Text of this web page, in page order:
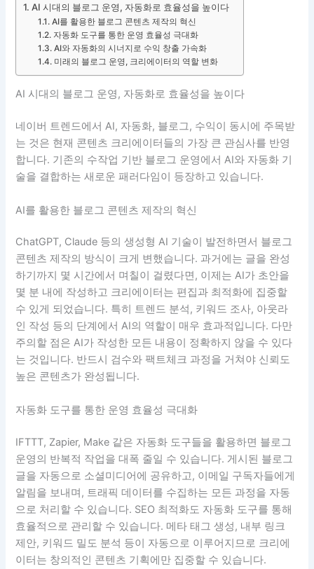
AI 시대의 블로그 운영, 자동화로 효율성을 높이다
AI를 활용한 블로그 콘텐츠 제작의 혁신
자동화 도구를 통한 운영 효율성 극대화
AI와 자동화의 시너지로 수익 창출 가속화
미래의 블로그 운영, 크리에이터의 역할 변화
AI 시대의 블로그 운영, 자동화로 효율성을 높이다
네이버 트렌드에서 AI, 자동화, 블로그, 수익이 동시에 주목받
는 것은 현재 콘텐츠 크리에이터들의 가장 큰 관심사를 반영
합니다. 기존의 수작업 기반 블로그 운영에서 AI와 자동화 기
술을 결합하는 새로운 패러다임이 등장하고 있습니다.
AI를 활용한 블로그 콘텐츠 제작의 혁신
ChatGPT, Claude 등의 생성형 AI 기술이 발전하면서 블로그
콘텐츠 제작의 방식이 크게 변했습니다. 과거에는 글을 완성
하기까지 몇 시간에서 며칠이 걸렸다면, 이제는 AI가 초안을
몇 분 내에 작성하고 크리에이터는 편집과 최적화에 집중할
수 있게 되었습니다. 특히 트렌드 분석, 키워드 조사, 아웃라
인 작성 등의 단계에서 AI의 역할이 매우 효과적입니다. 다만
주의할 점은 AI가 작성한 모든 내용이 정확하지 않을 수 있다
는 것입니다. 반드시 검수와 팩트체크 과정을 거쳐야 신뢰도
높은 콘텐츠가 완성됩니다.
자동화 도구를 통한 운영 효율성 극대화
IFTTT, Zapier, Make 같은 자동화 도구들을 활용하면 블로그
운영의 반복적 작업을 대폭 줄일 수 있습니다. 게시된 블로그
글을 자동으로 소셜미디어에 공유하고, 이메일 구독자들에게
알림을 보내며, 트래픽 데이터를 수집하는 모든 과정을 자동
으로 처리할 수 있습니다. SEO 최적화도 자동화 도구를 통해
효율적으로 관리할 수 있습니다. 메타 태그 생성, 내부 링크
제안, 키워드 밀도 분석 등이 자동으로 이루어지므로 크리에
이터는 창의적인 콘텐츠 기획에만 집중할 수 있습니다.